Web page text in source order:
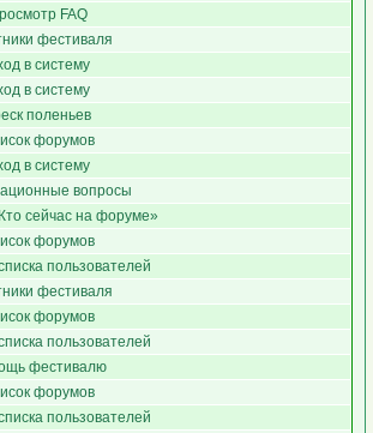
FAQ
фестиваля
в систему
в систему
поленьев
форумов
в систему
вопросы
сейчас на форуме»
форумов
пользователей
фестиваля
форумов
пользователей
фестивалю
форумов
пользователей